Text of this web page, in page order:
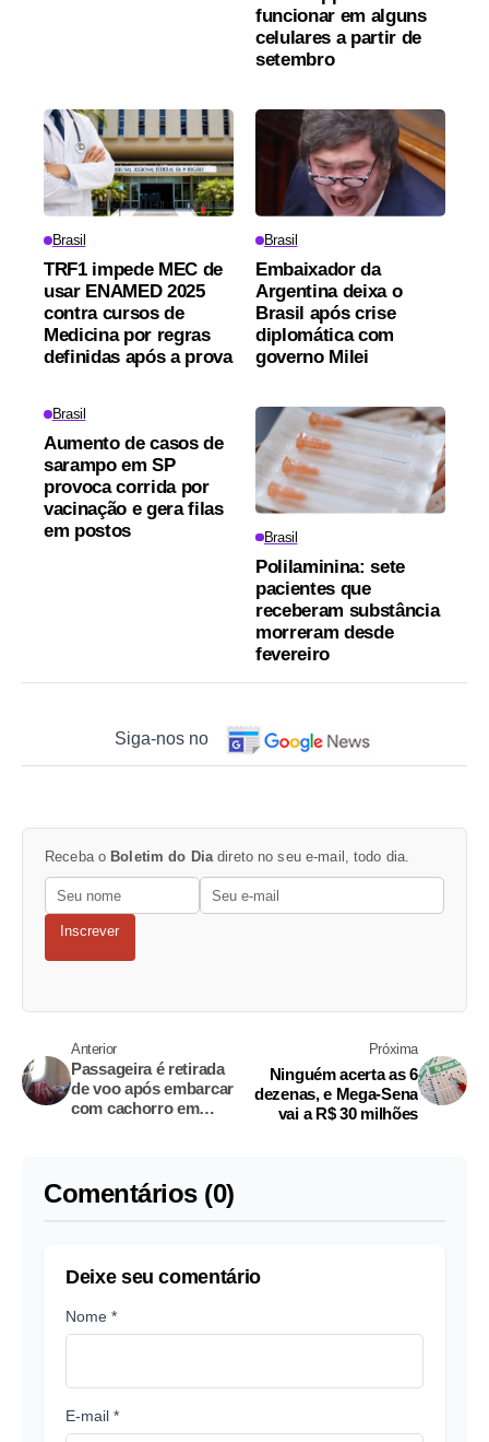
funcionar em alguns
celulares a partir de
setembro
Brasil
TRF1 impede MEC de
usar ENAMED 2025
contra cursos de
Medicina por regras
definidas após a prova
Brasil
Embaixador da
Argentina deixa o
Brasil após crise
diplomática com
governo Milei
Brasil
Aumento de casos de
sarampo em SP
provoca corrida por
vacinação e gera filas
em postos
Brasil
Polilaminina: sete
pacientes que
receberam substância
morreram desde
fevereiro
Siga-nos no
Receba o Boletim do Dia direto no seu e-mail, todo dia.
Inscrever
Anterior
Passageira é retirada
de voo após embarcar
com cachorro em
Próxima
Ninguém acerta as 6
dezenas, e Mega-Sena
vai a R$ 30 milhões
Comentários (0)
Deixe seu comentário
Nome *
E-mail *